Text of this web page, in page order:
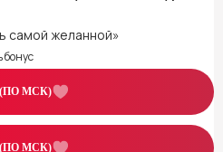
самой желанной»
бонус
(ПО МСК)
(ПО МСК)